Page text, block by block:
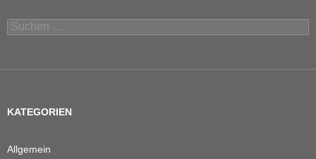
Suchen
nach:
KATEGORIEN
Allgemein